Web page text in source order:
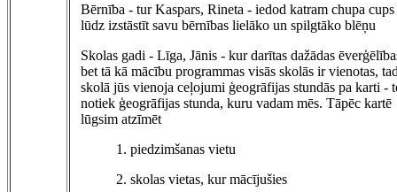
Bērnība - tur Kaspars, Rineta - iedod katram chupa
lūdz izstāstīt savu bērnības lielāko un spilgtāko blēņu
Skolas gadi - Līga, Jānis - kur darītas dažādas
bet tā kā mācību programmas visās skolās ir vienotas,
skolā jūs vienoja ceļojumi ģeogrāfijas stundās pa karti -
notiek ģeogrāfijas stunda, kuru vadam mēs. Tāpēc kartē
lūgsim atzīmēt
1. piedzimšanas vietu
2. skolas vietas, kur mācījušies